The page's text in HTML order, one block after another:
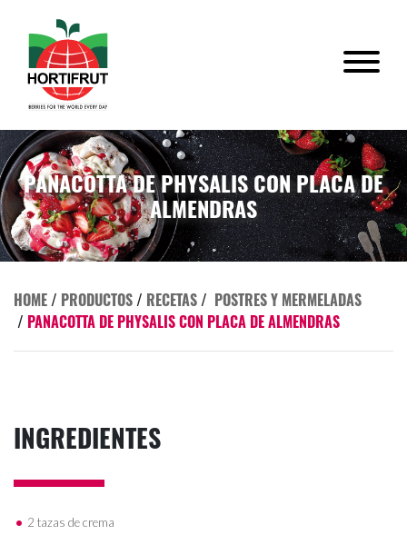
PANACOTTA DE PHYSALIS CON PLACA DE
ALMENDRAS
HOME/ PRODUCTOS/ RECETAS/ POSTRES Y MERMELADAS
/ PANACOTTA DE PHYSALIS CON PLACA DE ALMENDRAS
INGREDIENTES
2 tazas de crema